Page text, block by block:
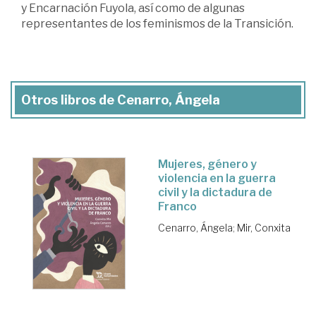
y Encarnación Fuyola, así como de algunas
representantes de los feminismos de la Transición.
Otros libros de Cenarro, Ángela
Mujeres, género y
violencia en la guerra
civil y la dictadura de
Franco
Cenarro, Ángela; Mir, Conxita